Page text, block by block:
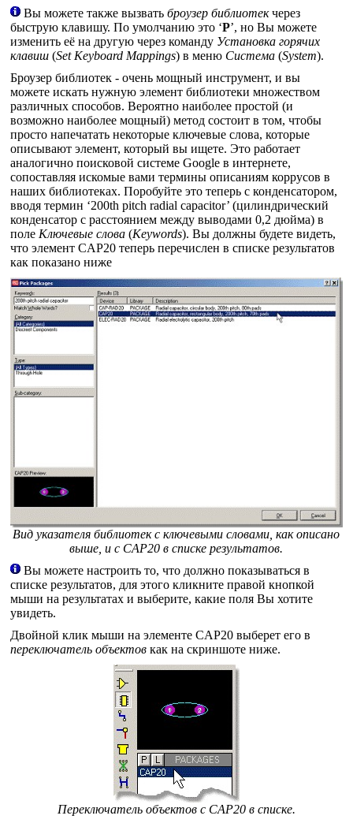
Вы можете также вызватьброузер библиотекчерез
быструю клавишу. По умолчанию это ‘P’, но Вы можете
изменить её на другую через команду Установка горячих
клавиш (Set Keyboard Mappings) в меню Система (System).
Броузер библиотек - очень мощный инструмент, и вы
можете искать нужную элемент библиотеки множеством
различных способов. Вероятно наиболее простой (и
возможно наиболее мощный) метод состоит в том, чтобы
просто напечатать некоторые ключевые слова, которые
описывают элемент, который вы ищете. Это работает
аналогично поисковой системе Google в интернете,
сопоставляя искомые вами термины описаниям коррусов в
наших библиотеках. Поробуйте это теперь с конденсатором,
вводя термин ‘200th pitch radial capacitor’ (цилиндрический
конденсатор с расстоянием между выводами 0,2 дюйма) в
поле Ключевые слова (Keywords). Вы должны будете видеть,
что элемент CAP20 теперь перечислен в списке результатов
как показано ниже
Вид указателя библиотек с ключевыми словами, как описано
выше, и с CAP20 в списке результатов.
Вы можете настроить то, что должно показываться в
списке результатов, для этого кликните правой кнопкой
мыши на результатах и выберите, какие поля Вы хотите
увидеть.
Двойной клик мыши на элементе CAP20 выберет его в
переключатель объектов как на скриншоте ниже.
Переключатель объектов с CAP20 в списке.